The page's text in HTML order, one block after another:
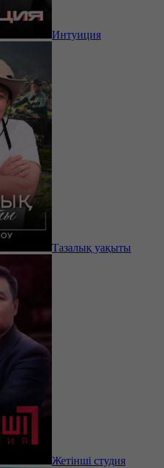
Интуиция
Тазалық уақыты
Жетінші студия